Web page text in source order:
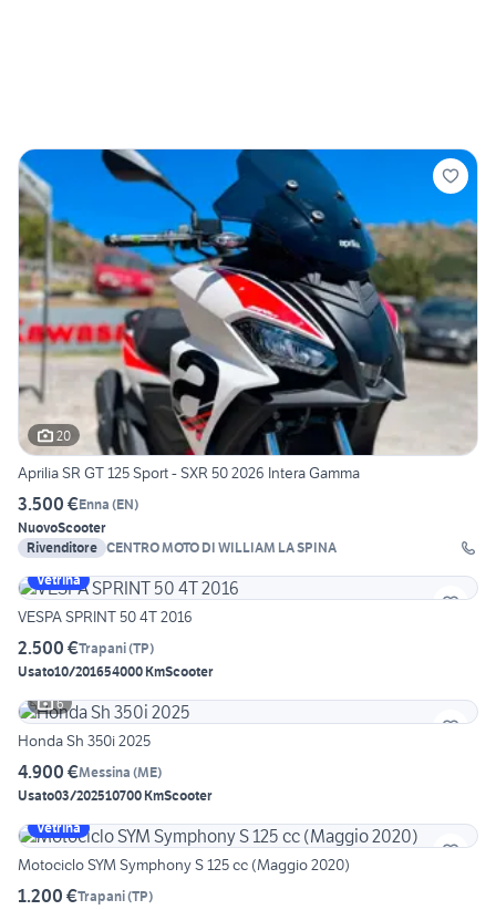
20
Aprilia SR GT 125 Sport - SXR 50 2026 Intera Gamma
3.500 €Enna (EN)
NuovoScooter
Rivenditore CENTRO MOTO DI WILLIAM LA SPINA
Vetrina
VESPA SPRINT 50 4T 2016
2.500 €Trapani(TP)
Usato10/201654000 KmScooter
6
Honda Sh 350i 2025
4.900 €Messina (ME)
Usato03/202510700 KmScooter
Vetrina
Motociclo SYM Symphony S 125 cc (Maggio 2020)
1.200 €Trapani(TP)